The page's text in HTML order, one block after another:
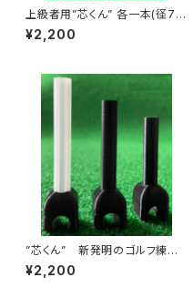
上級者用”芯くん” 各一本(径7m
m)
¥2,200
”芯くん” 新発明のゴルフ練習
器具(径10mm)
¥2,200